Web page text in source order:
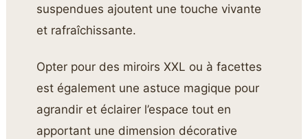
suspendues ajoutent une touche vivante
et rafraîchissante.
Opter pour des miroirs XXL ou à facettes
est également une astuce magique pour
agrandir et éclairer l’espace tout en
apportant une dimension décorative